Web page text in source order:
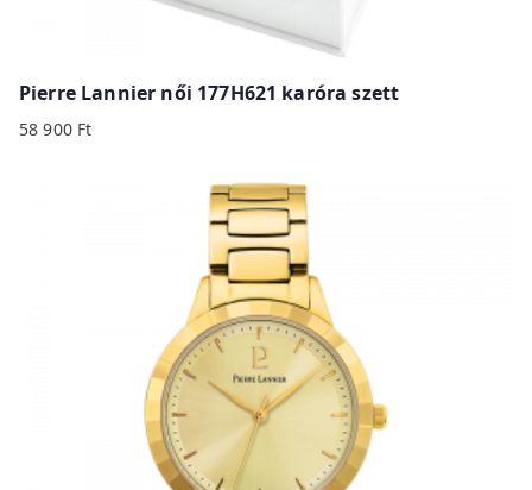
Pierre Lannier női 177H621 karóra szett
58 900 Ft